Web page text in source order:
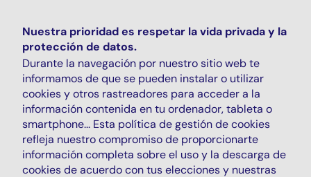
Nuestra prioridad es respetar la vida privada y la
protección de datos.
Durante la navegación por nuestro sitio web te
informamos de que se pueden instalar o utilizar
cookies y otros rastreadores para acceder a la
información contenida en tu ordenador, tableta o
smartphone... Esta política de gestión de cookies
refleja nuestro compromiso de proporcionarte
información completa sobre el uso y la descarga de
cookies de acuerdo con tus elecciones y nuestras